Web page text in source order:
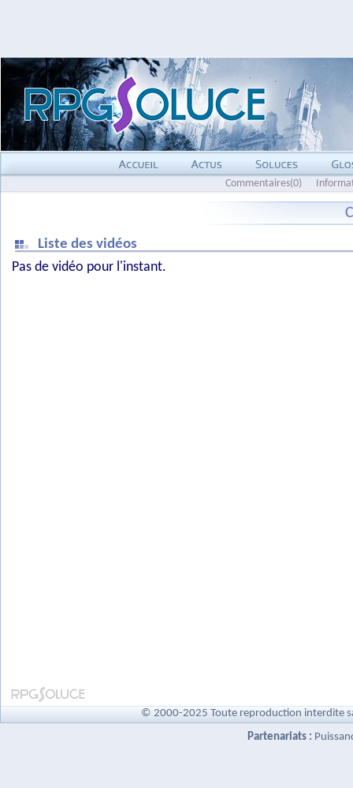
Commentaires(0)
Liste des vidéos
Pas de vidéo pour l'instant.
© 2000-2025 Toute reproduction interdite
Partenariats :